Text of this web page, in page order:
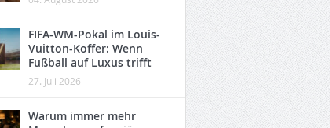
FIFA-WM-Pokal im Louis-
Vuitton-Koffer: Wenn
Fußball auf Luxus trifft
27. Juli 2026
Warum immer mehr